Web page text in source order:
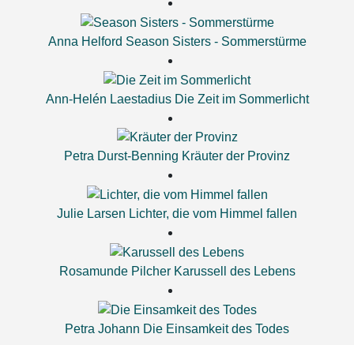
Anna Helford Season Sisters - Sommerstürme
Ann-Helén Laestadius Die Zeit im Sommerlicht
Petra Durst-Benning Kräuter der Provinz
Julie Larsen Lichter, die vom Himmel fallen
Rosamunde Pilcher Karussell des Lebens
Petra Johann Die Einsamkeit des Todes